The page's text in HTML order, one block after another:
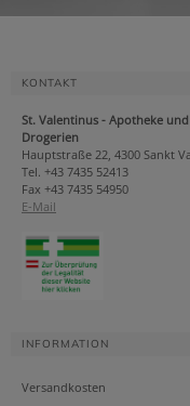
KONTAKT
St. Valentinus - Apotheke und
Drogerien
Hauptstraße 22, 4300 Sankt
Tel. +43 7435 52413
Fax +43 7435 54950
E-Mail
INFORMATION
Versandkosten